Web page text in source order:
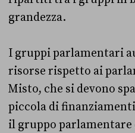
grandezza.
I gruppi parlamentari
risorse rispetto ai
Misto, che si devono
piccola di
il gruppo